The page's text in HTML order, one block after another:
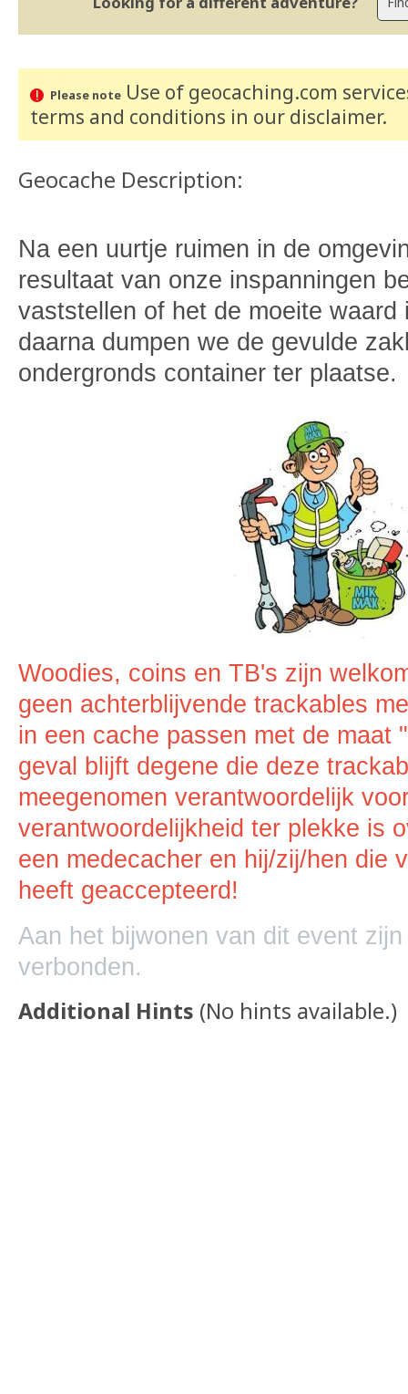
Please noteUse of geocaching.com
terms and conditions in our disclaimer.
Geocache Description:
Na een uurtje ruimen in de
resultaat van onze inspanningen
vaststellen of het de moeite waard
daarna dumpen we de gevulde
ondergronds container ter plaatse.
Woodies, coins en TB's zijn
geen achterblijvende trackables
in een cache passen met de maat
geval blijft degene die deze
meegenomen verantwoordelijk
verantwoordelijkheid ter plekke is
een medecacher en hij/zij/hen die
heeft geaccepteerd!
Aan het bijwonen van dit event
verbonden.
Additional Hints (No hints available.)